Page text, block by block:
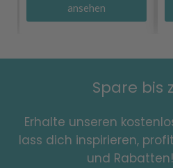
ansehen
Spare bis
Erhalte unseren
lass dich inspirieren,
und